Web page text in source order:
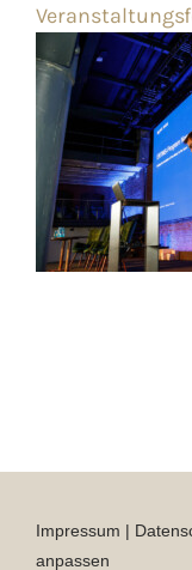
Impressum |
anpassen